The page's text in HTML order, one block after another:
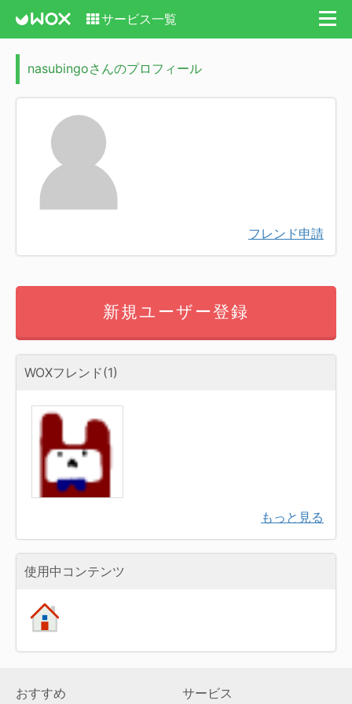
サービス一覧
nasubingoさんのプロフィール
フレンド申請
新規ユーザー登録
WOXフレンド(1)
もっと見る
使用中コンテンツ
おすすめ サービス